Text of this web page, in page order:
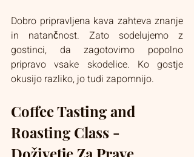
Dobro pripravljena kava zahteva znanje
in natančnost. Zato sodelujemo z
gostinci, da zagotovimo popolno
pripravo vsake skodelice. Ko gostje
okusijo razliko, jo tudi zapomnijo.
Coffee Tasting and
Roasting Class -